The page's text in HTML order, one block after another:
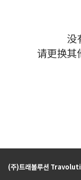
没
请更换其
(주)트래볼루션